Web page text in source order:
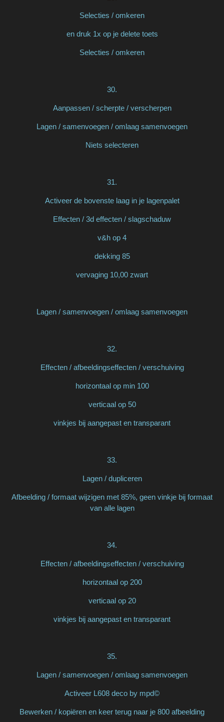
Selecties / omkeren
en druk 1x op je delete toets
Selecties / omkeren
30.
Aanpassen / scherpte / verscherpen
Lagen / samenvoegen / omlaag samenvoegen
Niets selecteren
31.
Activeer de bovenste laag in je lagenpalet
Effecten / 3d effecten / slagschaduw
v&h op 4
dekking 85
vervaging 10,00 zwart
Lagen / samenvoegen / omlaag samenvoegen
32.
Effecten / afbeeldingseffecten / verschuiving
horizontaal op min 100
verticaal op 50
vinkjes bij aangepast en transparant
33.
Lagen / dupliceren
Afbeelding / formaat wijzigen met 85%, geen vinkje bij formaat
van alle lagen
34.
Effecten / afbeeldingseffecten / verschuiving
horizontaal op 200
verticaal op 20
vinkjes bij aangepast en transparant
35.
Lagen / samenvoegen / omlaag samenvoegen
Activeer L608 deco by mpd©
Bewerken / kopiëren en keer terug naar je 800 afbeelding